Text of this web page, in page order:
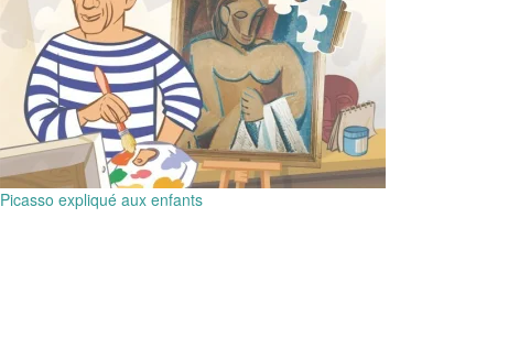
Picasso expliqué aux enfants